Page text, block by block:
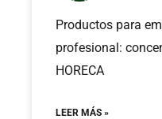
Productos para
profesional:
HORECA
LEER MÁS »